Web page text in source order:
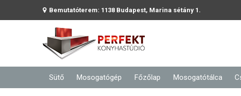
Bemutatóterem: 1138 Budapest, Marina sétány 1.
Sütő Mosogatógép Főzőlap Mosogatótálca